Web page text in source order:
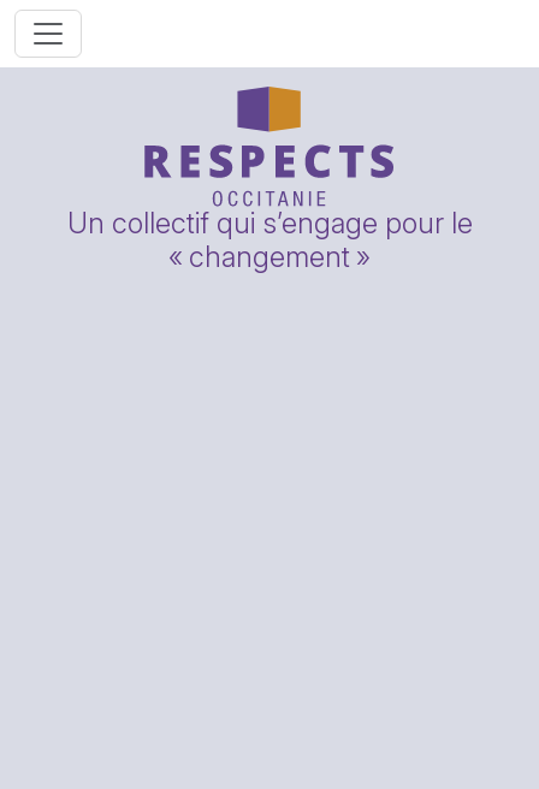
Un collectif qui s’engage pour le
« changement »